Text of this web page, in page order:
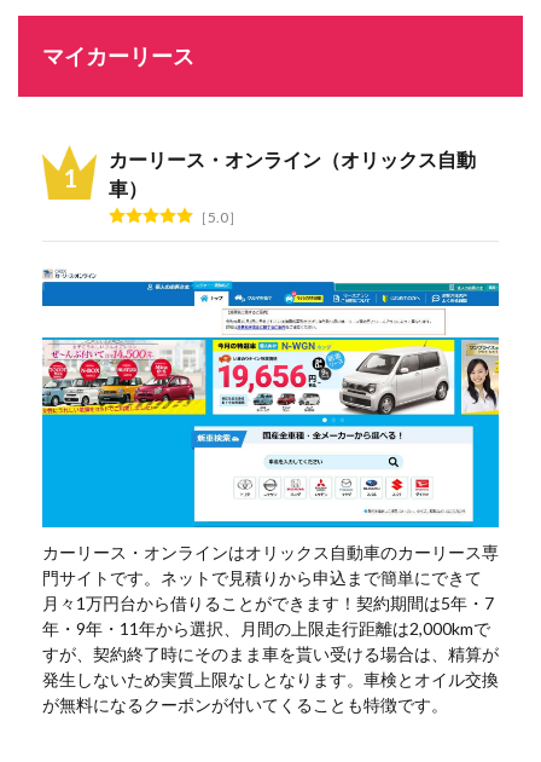
マイカーリース
カーリース・オンライン（オリックス自動
車）
5.0
カーリース・オンラインはオリックス自動車のカーリース専
門サイトです。ネットで見積りから申込まで簡単にできて
月々1万円台から借りることができます！契約期間は5年・7
年・9年・11年から選択、月間の上限走行距離は2,000kmで
すが、契約終了時にそのまま車を貰い受ける場合は、精算が
発生しないため実質上限なしとなります。車検とオイル交換
が無料になるクーポンが付いてくることも特徴です。